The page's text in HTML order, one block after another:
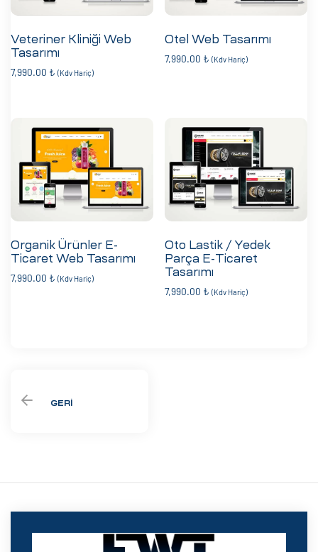
Veteriner Kliniği Web
Tasarımı
7,990.00 ₺ (Kdv Hariç)
Otel Web Tasarımı
7,990.00 ₺ (Kdv Hariç)
Organik Ürünler E-
Ticaret Web Tasarımı
7,990.00 ₺ (Kdv Hariç)
Oto Lastik / Yedek
Parça E-Ticaret
Tasarımı
7,990.00 ₺ (Kdv Hariç)
GERI